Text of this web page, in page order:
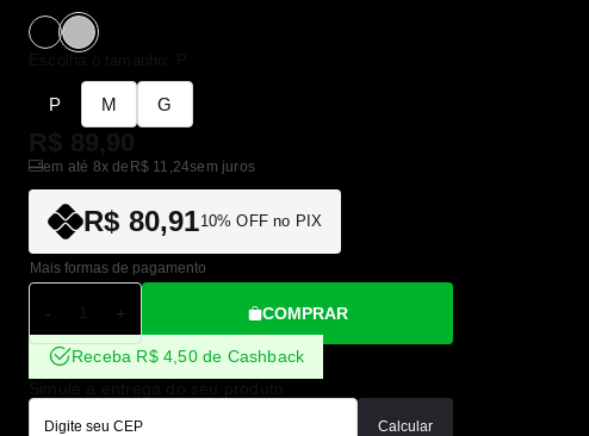
Preto Cinza
P M G
em até 8x de R$ 11,24sem juros
R$ 80,9110% OFF no PIX
Mais formas de pagamento
- + COMPRAR
Receba R$ 4,50 de Cashback
Calcular